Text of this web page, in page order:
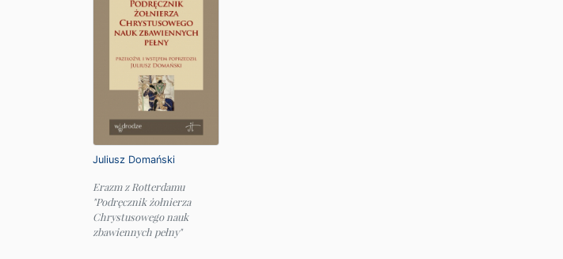
Juliusz Domański
Erazm z Rotterdamu
"Podręcznik żołnierza
Chrystusowego nauk
zbawiennych pełny"